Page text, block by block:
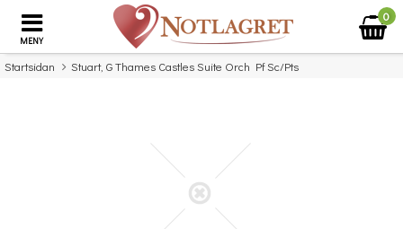
MENY
0
Startsidan Stuart, G Thames Castles Suite Orch Pf Sc/Pts